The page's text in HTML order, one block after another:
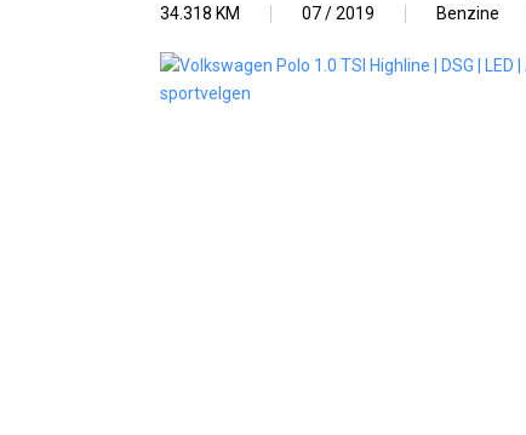
34.318 KM 07 / 2019 Benzine